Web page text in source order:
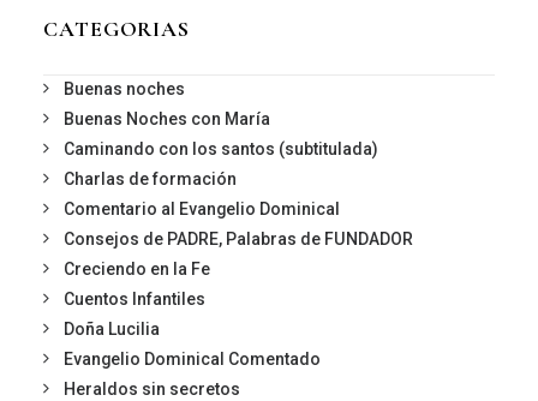
CATEGORIAS
Buenas noches
Buenas Noches con María
Caminando con los santos (subtitulada)
Charlas de formación
Comentario al Evangelio Dominical
Consejos de PADRE, Palabras de FUNDADOR
Creciendo en la Fe
Cuentos Infantiles
Doña Lucilia
Evangelio Dominical Comentado
Heraldos sin secretos